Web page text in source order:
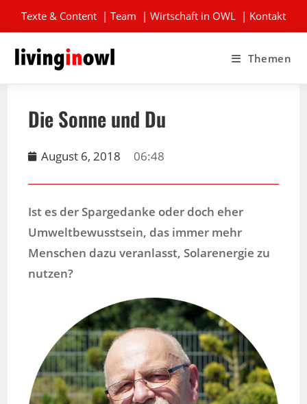
Texte & Content | Team | Wirtschaft in OWL | Kontakt
Themen
Die Sonne und Du
August 6, 2018 06:48
Ist es der Spargedanke oder doch eher
Umweltbewusstsein, das immer mehr
Menschen dazu veranlasst, Solarenergie zu
nutzen?